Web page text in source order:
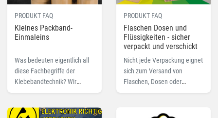
Bahn, LKW und Flugzeug mit
an die Hand.
PRODUKT FAQ
Kleines Packband-
Einmaleins
Was bedeuten eigentlich all
diese Fachbegriffe der
Klebebandtechnik? Wir
haben die wichtigsten
erklärt und
PRODUKT FAQ
Flaschen Dosen und
Flüssigkeiten - sicher
verpackt und verschickt
Nicht jede Verpackung eignet
sich zum Versand von
Flaschen, Dosen oder
Bierfässern. Mit speziellen
sorgen Sie dafür, dass diese